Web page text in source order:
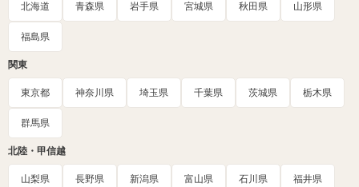
北海道 青森県 岩手県 宮城県 秋田県 山形県
福島県
関東
東京都 神奈川県 埼玉県 千葉県 茨城県 栃木県
群馬県
北陸・甲信越
山梨県 長野県 新潟県 富山県 石川県 福井県